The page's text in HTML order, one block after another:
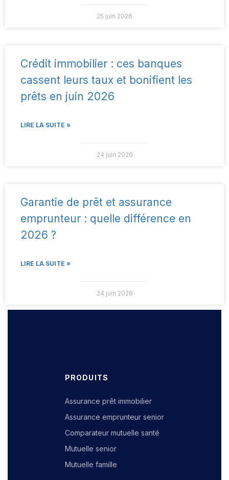
25 juin 2026
Crédit immobilier : ces banques
cassent leurs taux et bonifient les
prêts en juin 2026
LIRE LA SUITE »
24 juin 2026
Garantie de prêt et assurance
emprunteur : quelle différence en
2026 ?
LIRE LA SUITE »
24 juin 2026
PRODUITS
Assurance prêt immobilier
Assurance emprunteur senior
Comparateur mutuelle santé
Mutuelle senior
Mutuelle famille